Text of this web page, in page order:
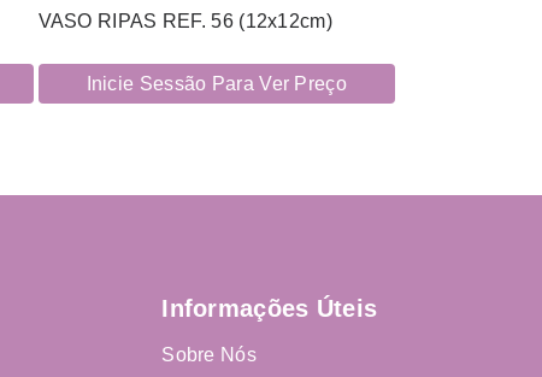
VASO RIPAS REF. 56 (12x12cm)
Inicie Sessão Para Ver Preço
Informações Úteis
Sobre Nós